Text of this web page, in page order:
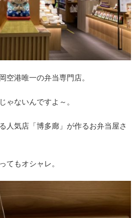
空港唯一の弁当専門店。
ゃないんですよ～。
人気店「博多廊」が作るお弁当屋さ
てもオシャレ。